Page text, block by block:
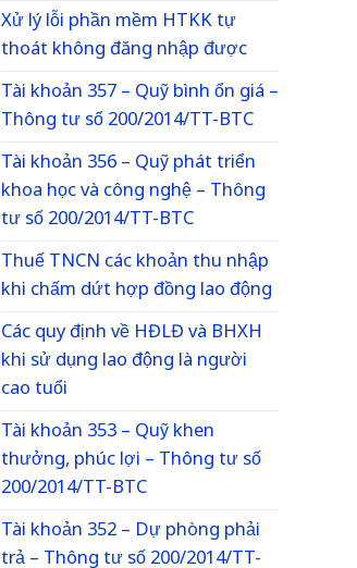
Xử lý lỗi phần mềm HTKK tự
thoát không đăng nhập được
Tài khoản 357 – Quỹ bình ổn giá –
Thông tư số 200/2014/TT-BTC
Tài khoản 356 – Quỹ phát triển
khoa học và công nghệ – Thông
tư số 200/2014/TT-BTC
Thuế TNCN các khoản thu nhập
khi chấm dứt hợp đồng lao động
Các quy định về HĐLĐ và BHXH
khi sử dụng lao động là người
cao tuổi
Tài khoản 353 – Quỹ khen
thưởng, phúc lợi – Thông tư số
200/2014/TT-BTC
Tài khoản 352 – Dự phòng phải
trả – Thông tư số 200/2014/TT-